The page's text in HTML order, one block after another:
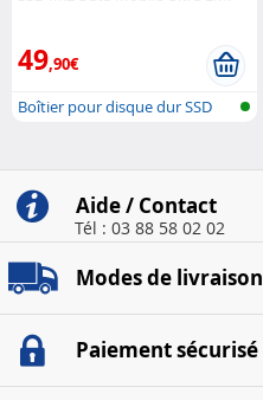
49,90€
Boîtier pour disque dur SSD
Aide / Contact
Tél : 03 88 58 02 02
Modes de livraison
Paiement sécurisé